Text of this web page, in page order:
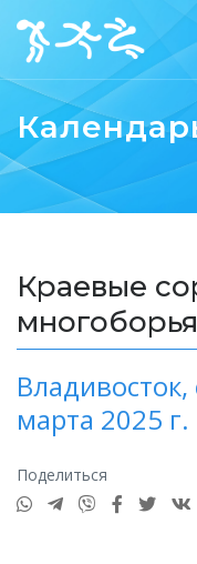
Краевые
Владивосток,
марта 2025 г.
Поделиться